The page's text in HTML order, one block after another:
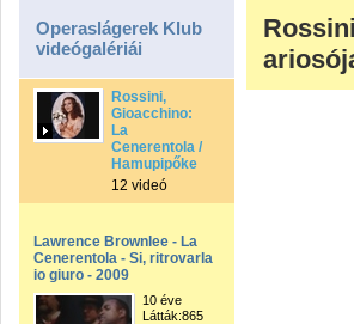
Operaslágerek Klub
videógalériái
Rossini,
Gioacchino:
La
Cenerentola /
Hamupipőke
12 videó
Lawrence Brownlee - La
Cenerentola - Si, ritrovarla
io giuro - 2009
10 éve
Látták:865